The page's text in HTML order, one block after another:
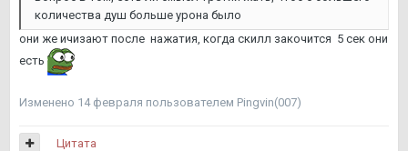
количества душ больше урона было
они же ичизают после нажатия, когда скилл закочится 5 сек они
есть
Изменено 14 февраля пользователем Pingvin(007)
Цитата